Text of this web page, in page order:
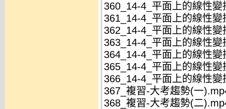
360_14-4_平面上的線性
361_14-4_平面上的線性
362_14-4_平面上的線性
363_14-4_平面上的線性
364_14-4_平面上的線性
365_14-4_平面上的線性
366_14-4_平面上的線性
367_複習-大考趨勢(一
368_複習-大考趨勢(二